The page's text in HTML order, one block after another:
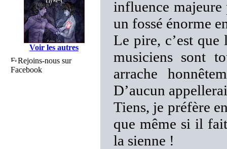
Voir les autres
Rejoins-nous sur
Facebook
influence
un fossé énorme
Le pire, c’est
musiciens sont
arrache
D’aucun
Tiens, je préfère
que même si il
la sienne !